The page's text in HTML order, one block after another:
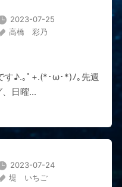
2023-07-25
高橋 彩乃
す♪.｡ﾟ+.(*･ω･*)ﾉ｡先週
日曜...
2023-07-24
堤 いちご